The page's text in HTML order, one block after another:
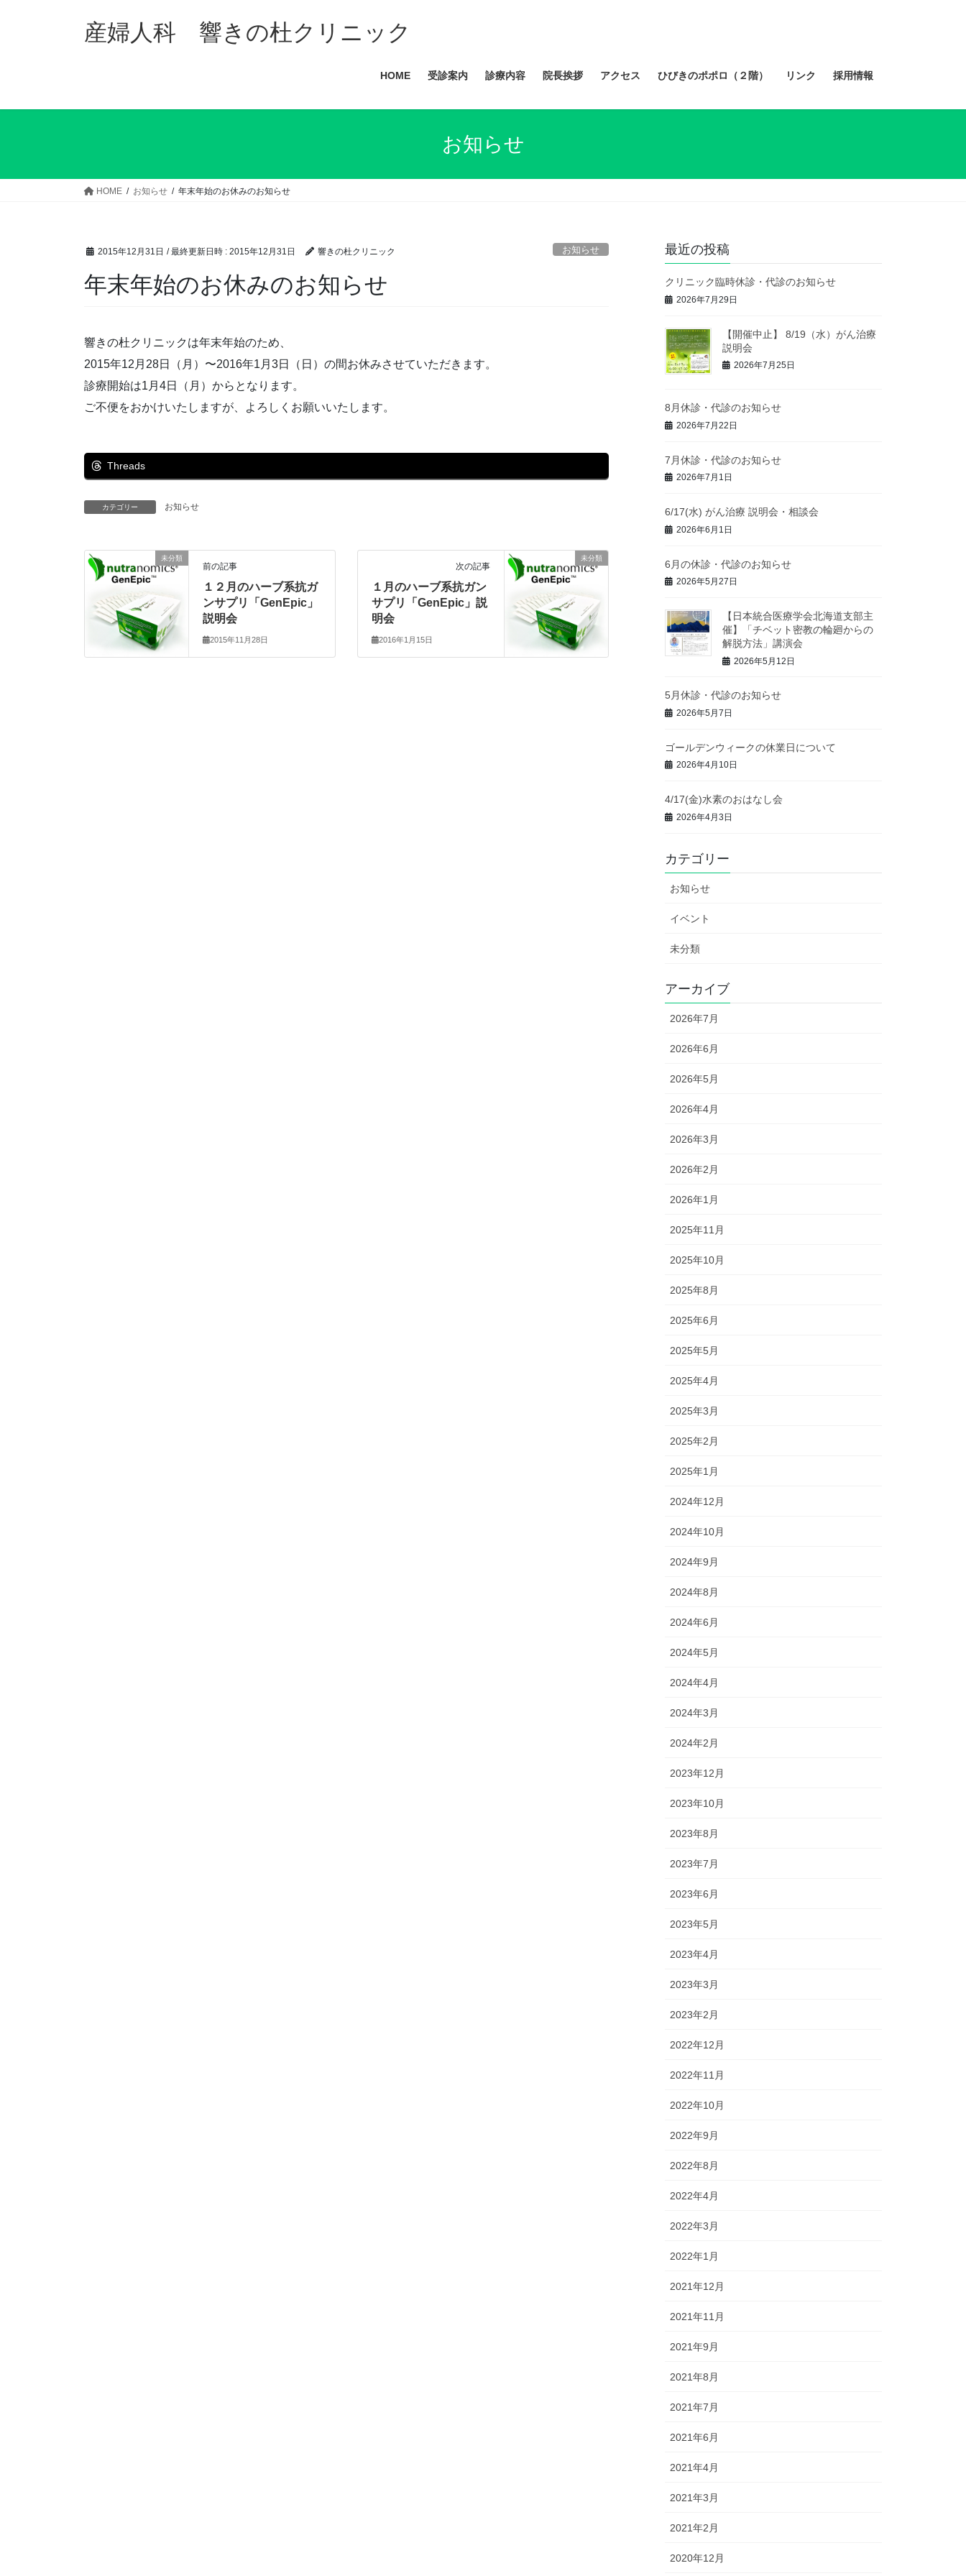
ス
ン
産婦人科 響きの杜クリニック
HOME 受診案内 診療内容 院長挨拶 アクセス ひびきのポポロ（２階） リンク 採用情報
お知らせ
HOME お知らせ 年末年始のお休みのお知らせ
2015年12月31日 / 最終更新日時 : 2015年12月31日 響きの杜クリニック お知らせ
年末年始のお休みのお知らせ
響きの杜クリニックは年末年始のため、
2015年12月28日（月）〜2016年1月3日（日）の間お休みさせていただきます。
診療開始は1月4日（月）からとなります。
ご不便をおかけいたしますが、よろしくお願いいたします。
Threads
カテゴリー お知らせ
未分類
前の記事
１２月のハーブ系抗ガ
ンサプリ「GenEpic」
説明会
2015年11月28日
未分類
次の記事
１月のハーブ系抗ガン
サプリ「GenEpic」説
明会
2016年1月15日
最近の投稿
クリニック臨時休診・代診のお知らせ
2026年7月29日
【開催中止】 8/19（水）がん治療
説明会
2026年7月25日
8月休診・代診のお知らせ
2026年7月22日
7月休診・代診のお知らせ
2026年7月1日
6/17(水) がん治療 説明会・相談会
2026年6月1日
6月の休診・代診のお知らせ
2026年5月27日
【日本統合医療学会北海道支部主
催】「チベット密教の輪廻からの
解脱方法」講演会
2026年5月12日
5月休診・代診のお知らせ
2026年5月7日
ゴールデンウィークの休業日について
2026年4月10日
4/17(金)水素のおはなし会
2026年4月3日
カテゴリー
お知らせ
イベント
未分類
アーカイブ
2026年7月
2026年6月
2026年5月
2026年4月
2026年3月
2026年2月
2026年1月
2025年11月
2025年10月
2025年8月
2025年6月
2025年5月
2025年4月
2025年3月
2025年2月
2025年1月
2024年12月
2024年10月
2024年9月
2024年8月
2024年6月
2024年5月
2024年4月
2024年3月
2024年2月
2023年12月
2023年10月
2023年8月
2023年7月
2023年6月
2023年5月
2023年4月
2023年3月
2023年2月
2022年12月
2022年11月
2022年10月
2022年9月
2022年8月
2022年4月
2022年3月
2022年1月
2021年12月
2021年11月
2021年9月
2021年8月
2021年7月
2021年6月
2021年4月
2021年3月
2021年2月
2020年12月